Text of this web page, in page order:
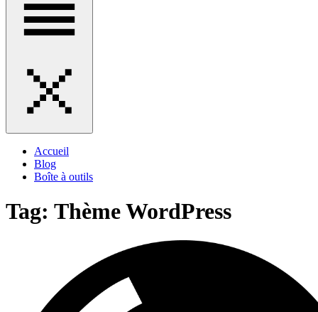
Accueil
Blog
Boîte à outils
Tag: Thème WordPress